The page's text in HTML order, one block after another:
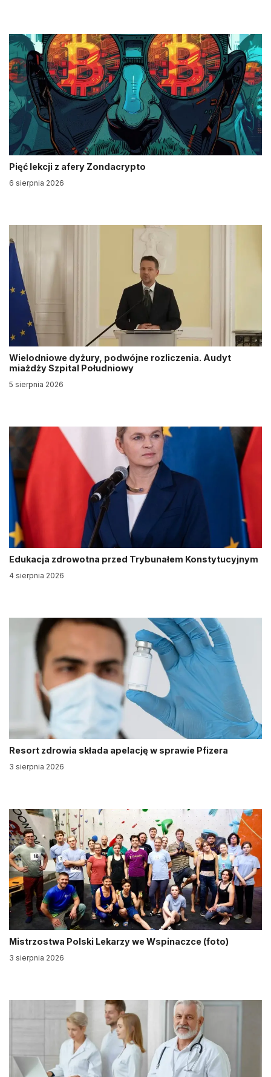
Pięć lekcji z afery Zondacrypto
6 sierpnia 2026
Wielodniowe dyżury, podwójne rozliczenia. Audyt
miażdży Szpital Południowy
5 sierpnia 2026
Edukacja zdrowotna przed Trybunałem Konstytucyjnym
4 sierpnia 2026
Resort zdrowia składa apelację w sprawie Pfizera
3 sierpnia 2026
Mistrzostwa Polski Lekarzy we Wspinaczce (foto)
3 sierpnia 2026